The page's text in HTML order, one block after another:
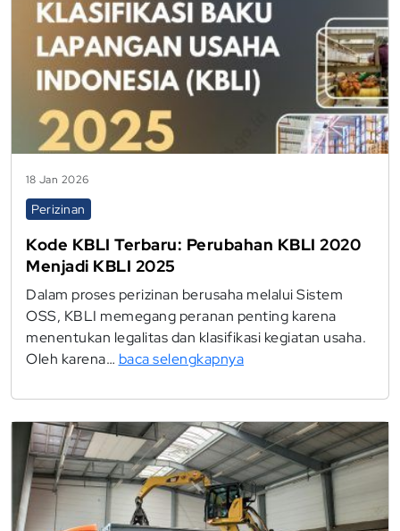
18 Jan 2026
Perizinan
Kode KBLI Terbaru: Perubahan KBLI 2020
Menjadi KBLI 2025
Dalam proses perizinan berusaha melalui Sistem
OSS, KBLI memegang peranan penting karena
menentukan legalitas dan klasifikasi kegiatan usaha.
Oleh karena… baca selengkapnya